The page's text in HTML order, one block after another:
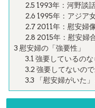
2.5 1993年：河野談
2.6 1995年：アジア
2.72011年：慰安婦
2.8 2015年：慰安婦
3 慰安婦の「強要性」
3.1 強要しているの
3.2強要してないの
3.3 「慰安婦がいた